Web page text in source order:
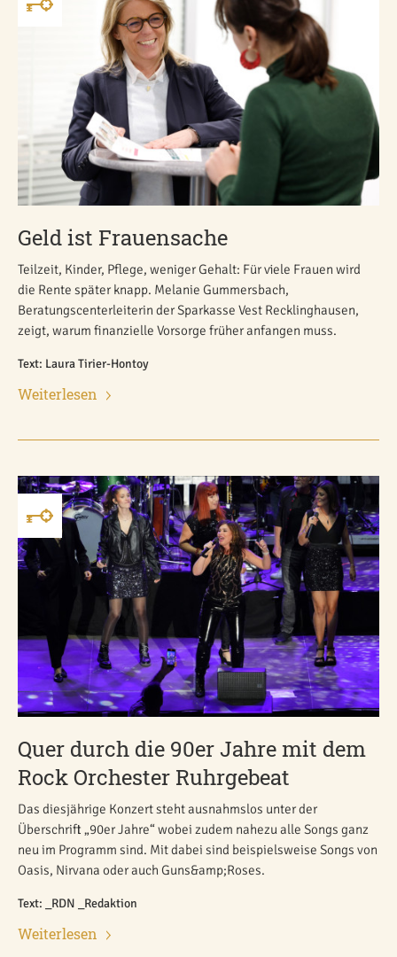
Geld ist Frauensache
Teilzeit, Kinder, Pflege, weniger Gehalt: Für viele Frauen wird
die Rente später knapp. Melanie Gummersbach,
Beratungscenterleiterin der Sparkasse Vest Recklinghausen,
zeigt, warum finanzielle Vorsorge früher anfangen muss.
Text: Laura Tirier-Hontoy
Weiterlesen
Quer durch die 90er Jahre mit dem
Rock Orchester Ruhrgebeat
Das diesjährige Konzert steht ausnahmslos unter der
Überschrift „90er Jahre“ wobei zudem nahezu alle Songs ganz
neu im Programm sind. Mit dabei sind beispielsweise Songs von
Oasis, Nirvana oder auch Guns&amp;Roses.
Text: _RDN _Redaktion
Weiterlesen